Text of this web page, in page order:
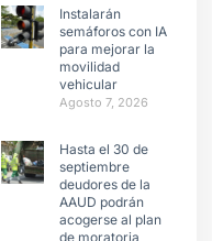
Instalarán
semáforos con IA
para mejorar la
movilidad
vehicular
Agosto 7, 2026
Hasta el 30 de
septiembre
deudores de la
AAUD podrán
acogerse al plan
de moratoria